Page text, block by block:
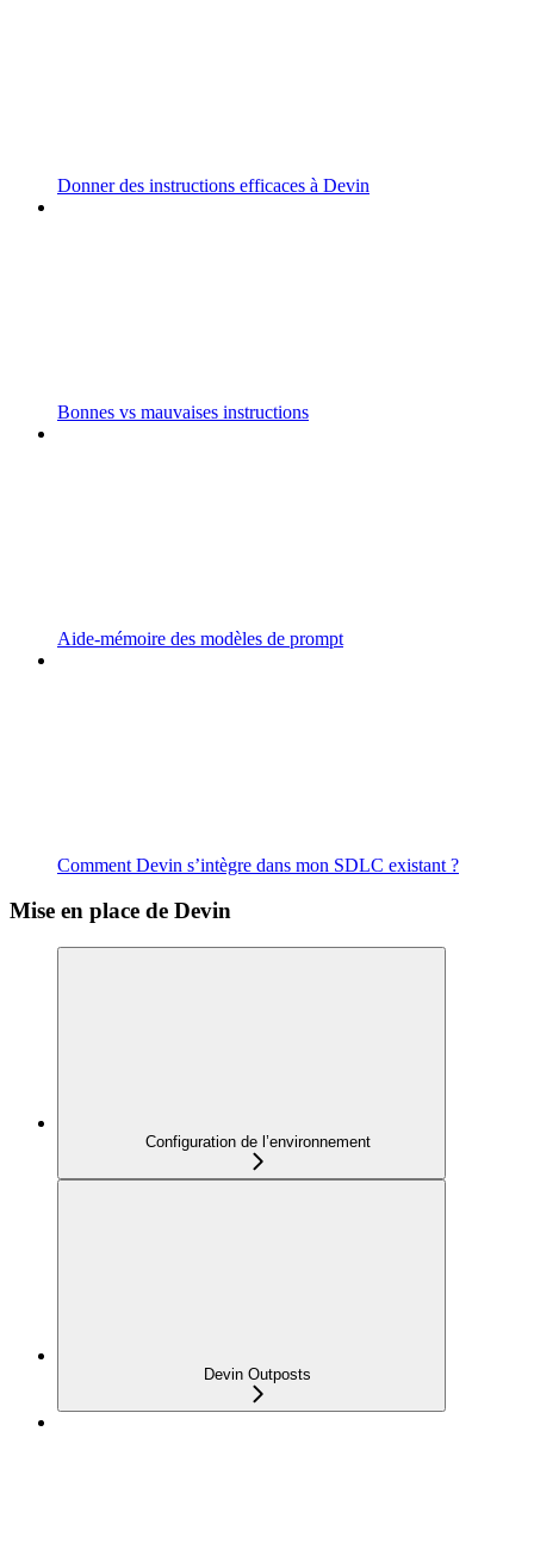
Donner des instructions efficaces à Devin
Bonnes vs mauvaises instructions
Aide-mémoire des modèles de prompt
Comment Devin s’intègre dans mon SDLC existant ?
Mise en place de Devin
Configuration de l’environnement
Devin Outposts